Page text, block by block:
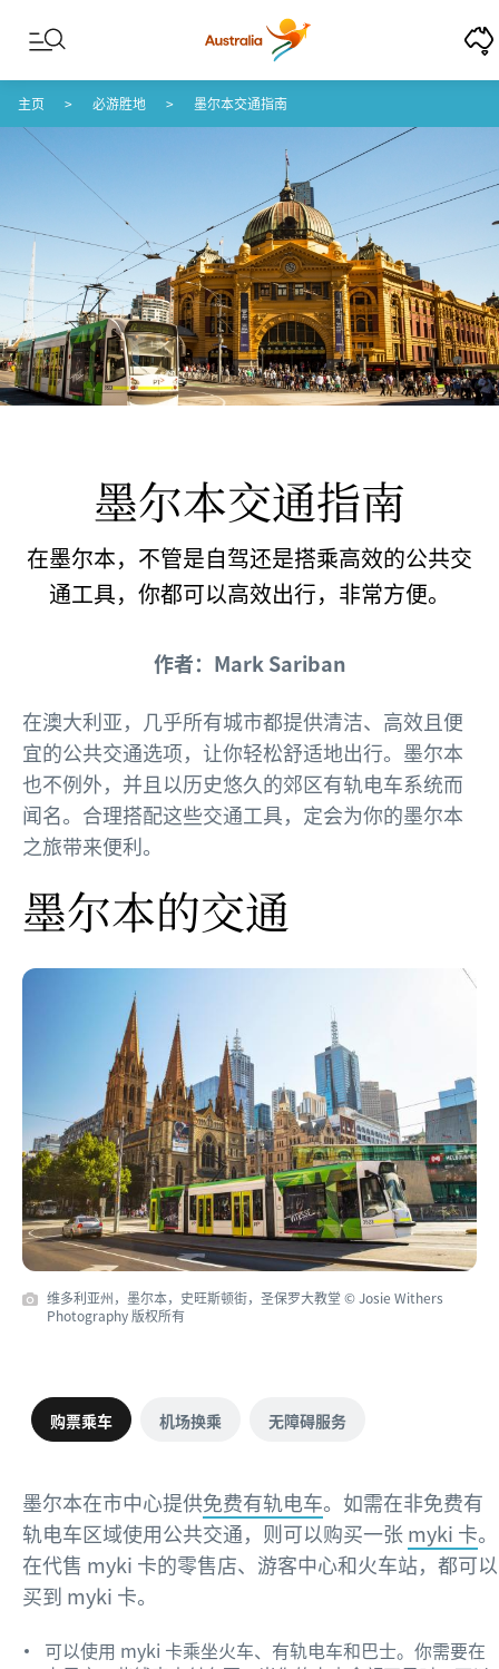
Skip to content
Skip to footer navigation
主页 必游胜地 墨尔本交通指南
墨尔本交通指南
在墨尔本，不管是自驾还是搭乘高效的公共交
通工具，你都可以高效出行，非常方便。
作者：Mark Sariban
在澳大利亚，几乎所有城市都提供清洁、高效且便
宜的公共交通选项，让你轻松舒适地出行。墨尔本
也不例外，并且以历史悠久的郊区有轨电车系统而
闻名。合理搭配这些交通工具，定会为你的墨尔本
之旅带来便利。
墨尔本的交通
维多利亚州，墨尔本，史旺斯顿街，圣保罗大教堂 © Josie Withers
Photography 版权所有
购票乘车 机场换乘 无障碍服务
墨尔本在市中心提供免费有轨电车。如需在非免费有
轨电车区域使用公共交通，则可以购买一张myki 卡。
在代售 myki 卡的零售店、游客中心和火车站，都可以
买到 myki 卡。
可以使用 myki 卡乘坐火车、有轨电车和巴士。你需要在